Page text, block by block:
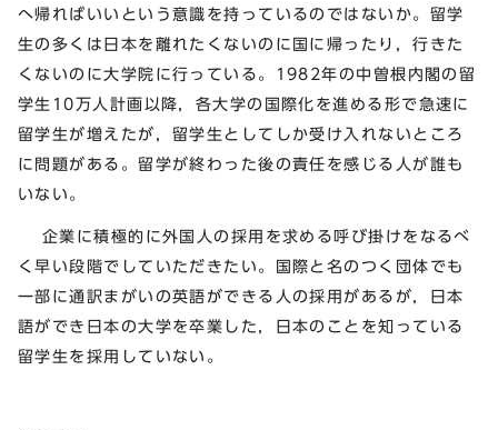
へ帰ればいいという意識を持っているのではないか。留学
生の多くは日本を離れたくないのに国に帰ったり，行きた
くないのに大学院に行っている。1982年の中曽根内閣の留
学生10万人計画以降，各大学の国際化を進める形で急速に
留学生が増えたが，留学生としてしか受け入れないところ
に問題がある。留学が終わった後の責任を感じる人が誰も
いない。
企業に積極的に外国人の採用を求める呼び掛けをなるべ
く早い段階でしていただきたい。国際と名のつく団体でも
一部に通訳まがいの英語ができる人の採用があるが，日本
語ができ日本の大学を卒業した，日本のことを知っている
留学生を採用していない。